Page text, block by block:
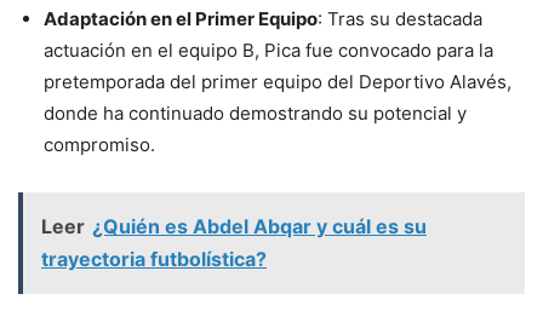
Adaptación en el Primer Equipo: Tras su destacada
actuación en el equipo B, Pica fue convocado para la
pretemporada del primer equipo del Deportivo Alavés,
donde ha continuado demostrando su potencial y
compromiso.
Leer ¿Quién es Abdel Abqar y cuál es su
trayectoria futbolística?